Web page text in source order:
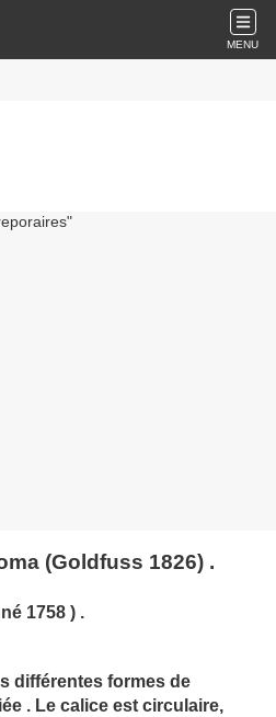
MENU
(Goldfuss 1826) .
1758 ) .
différentes formes de
. Le calice est circulaire,